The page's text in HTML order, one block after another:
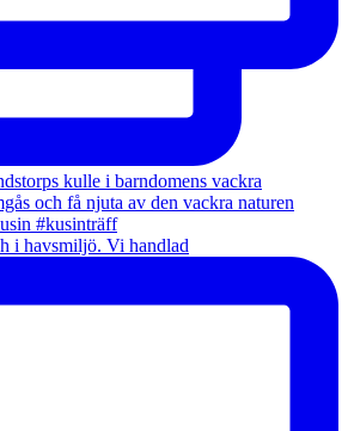
i havsmiljö. Vi handlad